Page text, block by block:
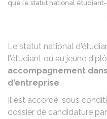
que le statut national
Le statut national
l'étudiant ou au jeune
accompagnement
d'entreprise.
Il est accordé, sous
dossier de candidature